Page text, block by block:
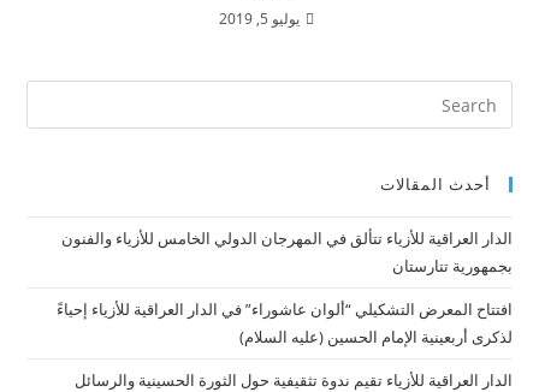
يوليو 5, 2019
أحدث المقالات
الدار العراقية للأزياء تتألق في المهرجان الدولي الخامس للأزياء والفنون
بجمهورية تتارستان
افتتاح المعرض التشكيلي “ألوان عاشوراء” في الدار العراقية للأزياء إحياءً
لذكرى أربعينية الإمام الحسين (عليه السلام)
الدار العراقية للأزياء تقيم ندوة تثقيفية حول الثورة الحسينية والرسائل